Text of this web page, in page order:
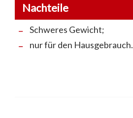
Nachteile
Schweres Gewicht;
nur für den Hausgebrauch.